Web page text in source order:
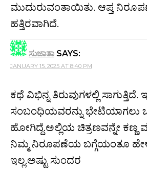
ಮುದುರುವಂತಾಯಿತು. ಆಪ್ತ
ಹತ್ತಿರವಾಗಿದೆ.
ಸುಜಾತಾ SAYS:
JANUARY 15, 2025 AT 8:40 PM
ಕಥೆ ವಿಭಿನ್ನ ತಿರುವುಗಳಲ್ಲಿ ಸಾಗುತ್ತಿದೆ.
ಸಂಬಂಧಿಯವರನ್ನು ಭೇಟಿಯಾಗಲು
ಹೋಗಿದ್ದೆ.‌ಅಲ್ಲಿಯ ಚಿತ್ರಣವನ್ನೇ ಕಣ್ಣ
ನಿಮ್ಮ ನಿರೂಪಣೆಯ ಬಗ್ಗೆಯಂತೂ
ಇಲ್ಲ.‌ಅಷ್ಟು ಸುಂದರ